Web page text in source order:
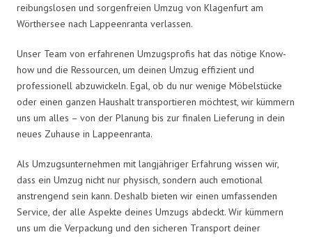
reibungslosen und sorgenfreien Umzug von Klagenfurt am
Wörthersee nach Lappeenranta verlassen.
Unser Team von erfahrenen Umzugsprofis hat das nötige Know-
how und die Ressourcen, um deinen Umzug effizient und
professionell abzuwickeln. Egal, ob du nur wenige Möbelstücke
oder einen ganzen Haushalt transportieren möchtest, wir kümmern
uns um alles – von der Planung bis zur finalen Lieferung in dein
neues Zuhause in Lappeenranta.
Als Umzugsunternehmen mit langjähriger Erfahrung wissen wir,
dass ein Umzug nicht nur physisch, sondern auch emotional
anstrengend sein kann. Deshalb bieten wir einen umfassenden
Service, der alle Aspekte deines Umzugs abdeckt. Wir kümmern
uns um die Verpackung und den sicheren Transport deiner